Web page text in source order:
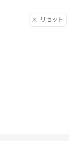
リセット